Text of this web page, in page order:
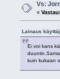
Vs:
«
Lainaus
Ei voi kans
kuin kukaan